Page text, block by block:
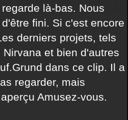
là-bas. Nous
fini. Si c'est encore
derniers projets, tels
et bien d'autres
dans ce clip. Il a
regarder, mais
Amusez-vous.